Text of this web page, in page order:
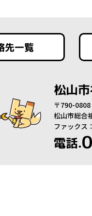
先一覧
松山
〒790-
松山市総合
ファックス
電話.